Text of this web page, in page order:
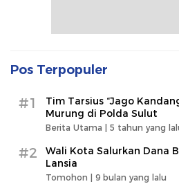
Pos Terpopuler
#1
Tim Tarsius “Jago
Murung di Polda Sulut
Berita Utama | 5 tahun yang
#2
Wali Kota Salurkan Dana
Lansia
Tomohon | 9 bulan yang lalu